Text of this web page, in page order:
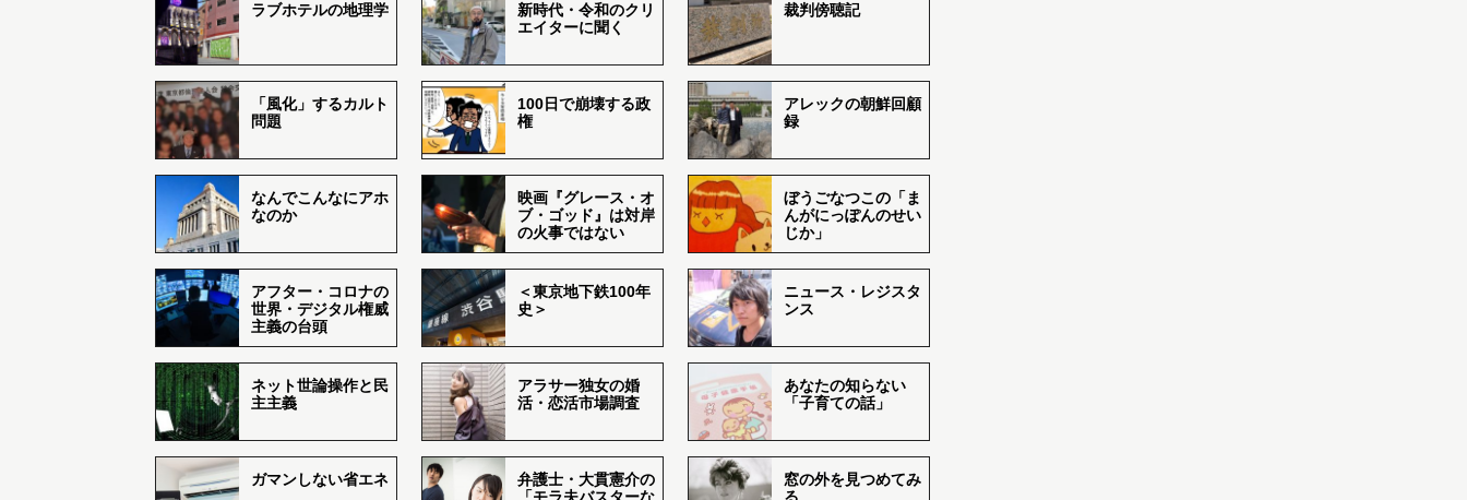
ラブホテルの地理学
新時代・令和のクリ
エイターに聞く
裁判傍聴記
「風化」するカルト
問題
100日で崩壊する政
権
アレックの朝鮮回顧
録
なんでこんなにアホ
なのか
映画『グレース・オ
ブ・ゴッド』は対岸
の火事ではない
ぼうごなつこの「ま
んがにっぽんのせい
じか」
アフター・コロナの
世界・デジタル権威
主義の台頭
＜東京地下鉄100年
史＞
ニュース・レジスタ
ンス
ネット世論操作と民
主主義
アラサー独女の婚
活・恋活市場調査
あなたの知らない
「子育ての話」
ガマンしない省エネ
弁護士・大貫憲介の
窓の外を見つめてみ